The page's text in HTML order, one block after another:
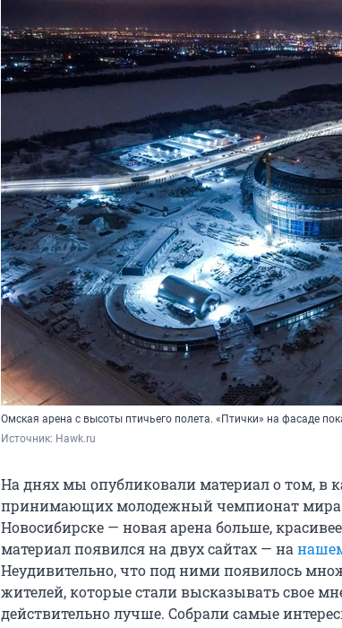
Омская арена с высоты птичьего полета. «Птички» на фасаде
Источник: Hawk.ru
На днях мы опубликовали материал о том, в
принимающих молодежный чемпионат мира
Новосибирске — новая арена больше,
материал появился на двух сайтах — на
Неудивительно, что под ними появилось
жителей, которые стали высказывать свое
действительно лучше. Собрали самые